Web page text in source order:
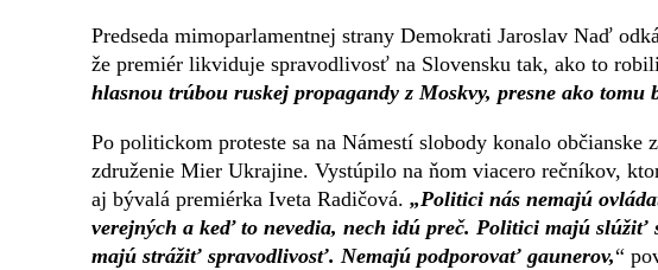
Predseda mimoparlamentnej strany Demokrati Jaroslav Naď
že premiér likviduje spravodlivosť na Slovensku tak, ako to
hlasnou trúbou ruskej propagandy z Moskvy, presne ako tomu
Po politickom proteste sa na Námestí slobody konalo občianske
združenie Mier Ukrajine. Vystúpilo na ňom viacero rečníkov,
aj bývalá premiérka Iveta Radičová. „Politici nás nemajú
verejných a keď to nevedia, nech idú preč. Politici majú
majú strážiť spravodlivosť. Nemajú podporovať gaunerov,“